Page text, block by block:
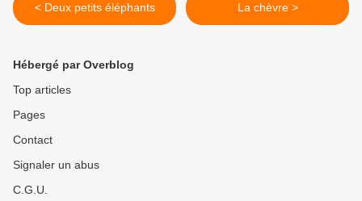
< Deux petits éléphants La chèvre >
Hébergé par Overblog
Top articles
Pages
Contact
Signaler un abus
C.G.U.